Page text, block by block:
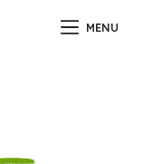
MENU